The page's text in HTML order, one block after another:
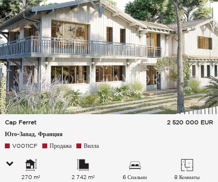
Cap Ferret
Юго-Запад, Франция
2 520 000 EUR
V0011CF Продажа Вилла
270 m² 2 742 m² 6 Спальни 8 Комнаты